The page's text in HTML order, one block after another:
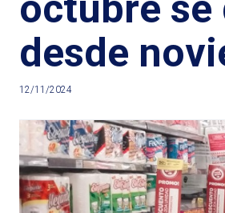
desde
12/11/2024